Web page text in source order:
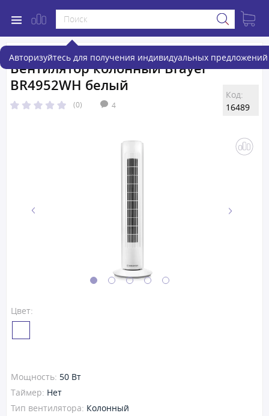
Авторизуйтесь для получения индивидуальных предложений
Вентилятор колонный Brayer
BR4952WH белый
(0) 4
Код:
16489
Цвет:
Мощность: 50 Вт
Таймер: Нет
Тип вентилятора: Колонный